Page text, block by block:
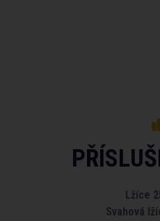
Lžíce
Svahová